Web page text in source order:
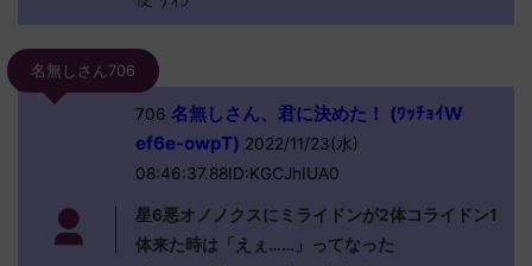
名無しさん706
706 名無しさん、君に決めた！ (ﾜｯﾁｮｲW
ef6e-owpT) 2022/11/23(水)
08:46:37.88ID:KGCJhIUA0
星6悪オノノクスにミライドンが2体コライドン1
体来た時は「えぇ……」ってなった